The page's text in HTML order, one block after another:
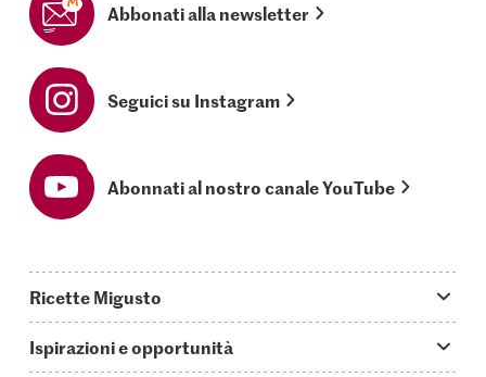
Abbonati alla newsletter
Seguici su Instagram
Abonnati al nostro canale YouTube
Ricette Migusto
Ispirazioni e opportunità